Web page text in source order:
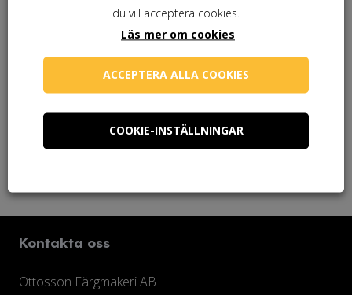
Balsamterpentin
381,25
381,25 kr
Kontakta oss
Ottosson Färgmakeri AB
du vill acceptera cookies.
Läs mer om cookies
ACCEPTERA ALLA COOKIES
COOKIE-INSTÄLLNINGAR